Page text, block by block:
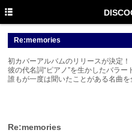
Re:memories
初カバーアルバムのリリースが決定！
彼の代名詞“ピアノ”を生かしたバラ
誰もが一度は聞いたことがある名曲を
Re:memories
PROFILE
NEWS
MEDIA
DISCOGRAPHY